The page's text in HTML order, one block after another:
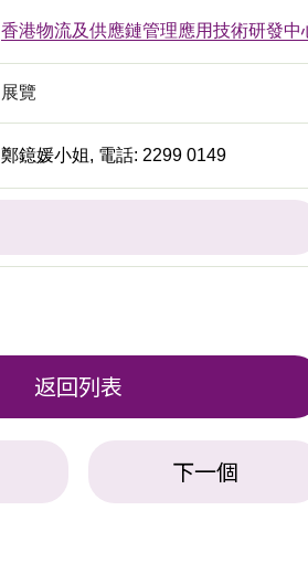
香港物流及供應鏈管理應用技術研發中
展覽
鄭鐿媛小姐, 電話: 2299 0149
返回列表
下一個